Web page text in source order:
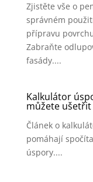
Zjistěte vše o
správném
přípravu
Zabraňte
fasády....
Kalkulátor
můžete ušetřit
Článek o
pomáhají
úspory....